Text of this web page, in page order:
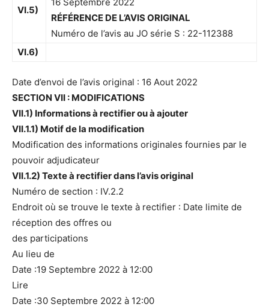
VI.5)
RÉFÉRENCE DE L’AVIS ORIGINAL
Numéro de l’avis au JO série S : 22-112388
VI.6)
Date d’envoi de l’avis original : 16 Aout 2022
SECTION VII : MODIFICATIONS
VII.1) Informations à rectifier ou à ajouter
VII.1.1) Motif de la modification
Modification des informations originales fournies par le
pouvoir adjudicateur
VII.1.2) Texte à rectifier dans l’avis original
Numéro de section : IV.2.2
Endroit où se trouve le texte à rectifier : Date limite de
réception des offres ou
des participations
Au lieu de
Date :19 Septembre 2022 à 12:00
Lire
Date :30 Septembre 2022 à 12:00